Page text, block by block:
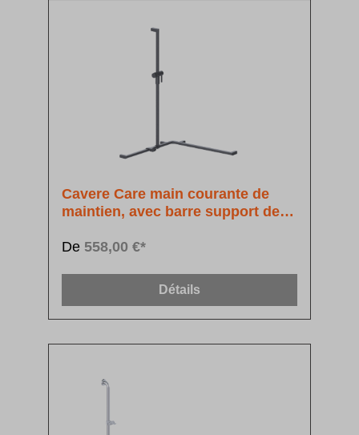
Cavere Care main courante de
maintien, avec barre support de
De 558,00 €*
Détails